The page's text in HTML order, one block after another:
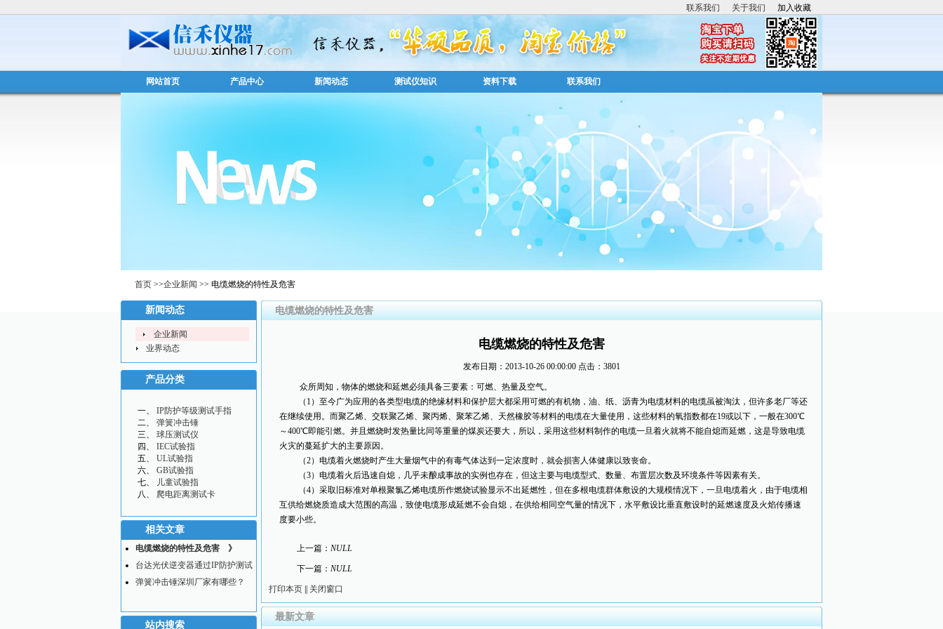
加入收藏
关于我们
联系我们
网站首页 产品中心 新闻动态 测试仪知识 资料下载 联系我们
首页 >>企业新闻 >> 电缆燃烧的特性及危害
新闻动态
企业新闻
业界动态
产品分类
IP防护等级测试手指
弹簧冲击锤
球压测试仪
IEC试验指
UL试验指
GB试验指
儿童试验指
爬电距离测试卡
相关文章
电缆燃烧的特性及危害 》
台达光伏逆变器通过IP防护测试
弹簧冲击锤深圳厂家有哪些？
站内搜索
电缆燃烧的特性及危害
电缆燃烧的特性及危害
发布日期：2013-10-26 00:00:00 点击：3801
众所周知，物体的燃烧和延燃必须具备三要素：可燃、热量及空气。
（1）至今广为应用的各类型电缆的绝缘材料和保护层大都采用可燃的有机物，油、纸、沥青为电缆材料的电缆虽被淘汰，但许多老厂等还
在继续使用。而聚乙烯、交联聚乙烯、聚丙烯、聚苯乙烯、天然橡胶等材料的电缆在大量使用，这些材料的氧指数都在19或以下，一般在300℃
～400℃即能引燃。并且燃烧时发热量比同等重量的煤炭还要大，所以，采用这些材料制作的电缆一旦着火就将不能自熄而延燃，这是导致电缆
火灾的蔓延扩大的主要原因。
（2）电缆着火燃烧时产生大量烟气中的有毒气体达到一定浓度时，就会损害人体健康以致丧命。
（3）电缆着火后迅速自熄，几乎未酿成事故的实例也存在，但这主要与电缆型式、数量、布置层次数及环境条件等因素有关。
（4）采取旧标准对单根聚氯乙烯电缆所作燃烧试验显示不出延燃性，但在多根电缆群体敷设的大规模情况下，一旦电缆着火，由于电缆相
互供给燃烧质造成大范围的高温，致使电缆形成延燃不会自熄，在供给相同空气量的情况下，水平敷设比垂直敷设时的延燃速度及火焰传播速
度要小些。
上一篇： NULL
下一篇： NULL
打印本页 关闭窗口
最新文章